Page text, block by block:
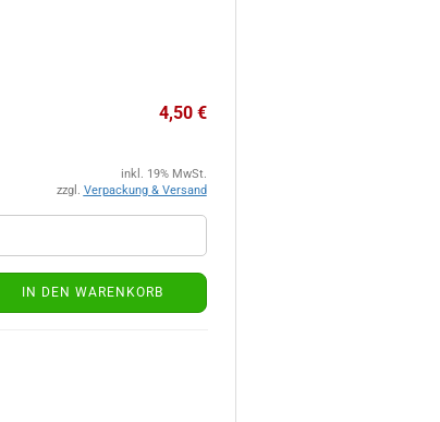
4,50 €
inkl. 19% MwSt.
zzgl. Verpackung & Versand
IN DEN WARENKORB